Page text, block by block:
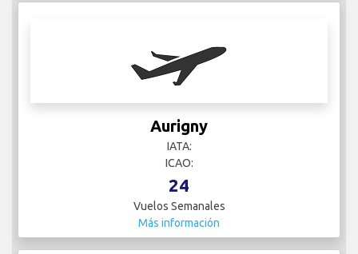
Aurigny
IATA:
ICAO:
24
Vuelos Semanales
Más información